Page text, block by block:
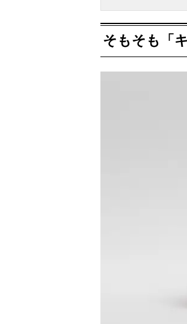
そもそも「